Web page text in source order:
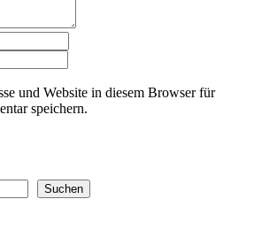
und Website in diesem Browser für
speichern.
Suchen